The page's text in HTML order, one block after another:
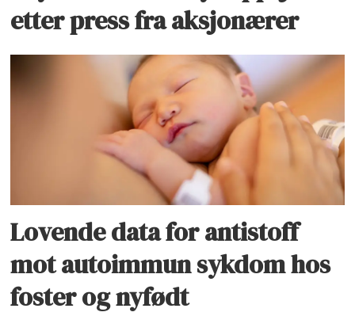
etter press fra aksjonærer
Lovende data for antistoff
mot autoimmun sykdom hos
foster og nyfødt